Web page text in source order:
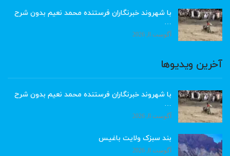
با شهروند خبرنگاران فرستنده محمد نعیم بدون شرح
…
آگوست 8, 2026
آخرین ویدیوها
با شهروند خبرنگاران فرستنده محمد نعیم بدون شرح
…
آگوست 8, 2026
بند سبزک ولایت باغیس
آگوست 8, 2026